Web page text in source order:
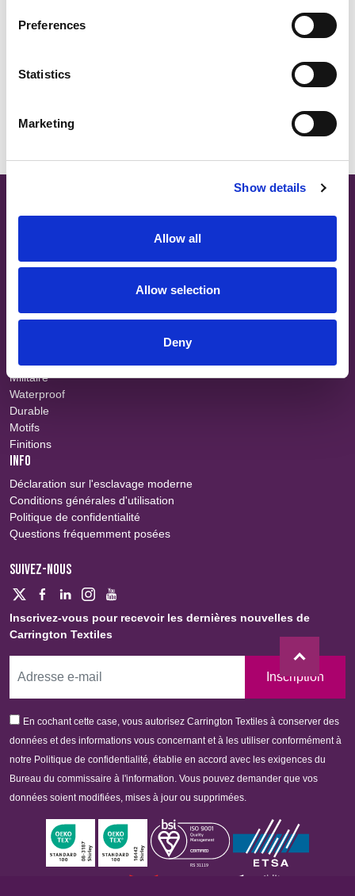
Preferences
Statistics
Marketing
Show details
Allow all
Allow selection
Deny
FINALES POUR LA RÉGION DACH - MELCHIOR TEXTIL
À propos
Recherche tissu
COUPES COURTES
Retardateur de flammes
Militaire
Waterproof
Durable
Motifs
Finitions
INFO
Déclaration sur l'esclavage moderne
Conditions générales d'utilisation
Politique de confidentialité
Questions fréquemment posées
SUIVEZ-NOUS
Inscrivez-vous pour recevoir les dernières nouvelles de
Carrington Textiles
Inscription
En cochant cette case, vous autorisez Carrington Textiles à conserver des
données et des informations vous concernant et à les utiliser conformément à
notre Politique de confidentialité, établie en accord avec les exigences du
Bureau du commissaire à l'information. Vous pouvez demander que vos
données soient modifiées, mises à jour ou supprimées.